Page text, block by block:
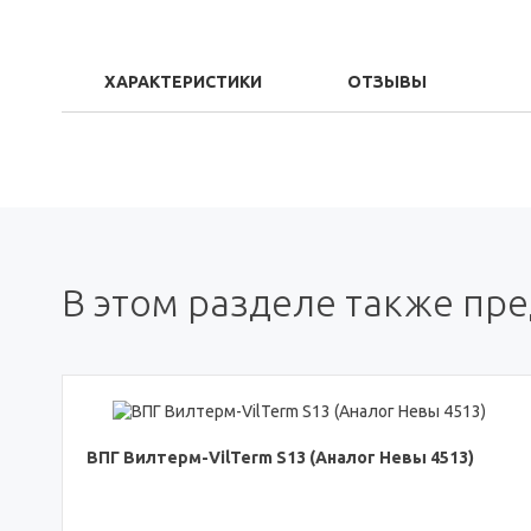
ХАРАКТЕРИСТИКИ ОТЗЫВЫ
В этом разделе также
ВПГ Вилтерм-VilTerm S13 (Аналог Невы 4513)